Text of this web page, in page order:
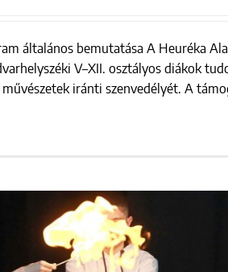
8.0 – pályázati felhívás
általános bemutatása A Heuréka
V–XII. osztályos diákok
iránti szenvedélyét. A